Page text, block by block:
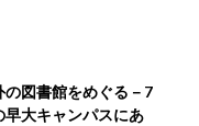
図書館をめぐる－7
大キャンパスにあ